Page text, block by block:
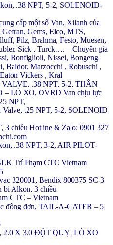
.38 NPT, 5-2, SOLENOID-
cấp một số Van, Xilanh của
Gefran, Gems, Elco, MTS,
Pilz, Brahma, Festo, Muesen,
Sick , Turck…. – Chuyên gia
Bonfiglioli, Nissei, Bongeng,
Baldor, Marzocchi , Robuschi ,
Vickers , Kral
.38 NPT, 5-2, THÂN
LÒ XO, OVRD Van chịu lực
NPT,
.25 NPT, 5-2, SOLENOID
3 chiều Hotline & Zalo: 0901 327
.38 NPT, 3-2, AIR PILOT-
Trí Phạm CTC Vietnam
320001, Bendix 800375 SC-3
bi Alkon, 3 chiều
CTC – Vietnam
động đơn, TAIL-A-GATER – 5
, 2.0 X 3.0 ĐỘT QUỴ, LÒ XO